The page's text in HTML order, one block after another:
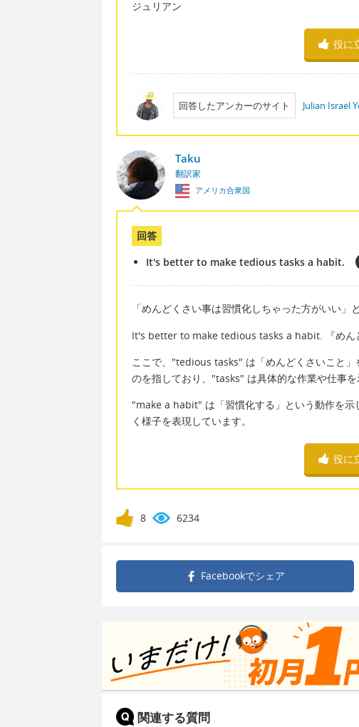
ジュリアン
役に
回答したアンカーのサイト Julian Israel
Taku
翻訳家
アメリカ合衆国
回答
It's better to make tedious tasks a habit.
「めんどくさい事は習慣化しちゃった方がいい」
It's better to make tedious tasks a habit. 『めん
ここで、"tedious tasks" は「めんどくさいこと
のを指しており、"tasks" は具体的な作業や仕事を
"make a habit" は「習慣化する」という動作を
く様子を表現しています。
役に
8 6234
Facebookでシェア
関連する質問